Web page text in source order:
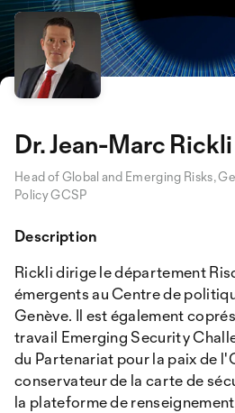
Dr. Jean-Marc Rickli
Head of Global and Emerging Risks,
Policy GCSP
Description
Rickli dirige le département
émergents au Centre de
Genève. Il est également
travail Emerging Security
du Partenariat pour la paix de
conservateur de la carte de
la plateforme de